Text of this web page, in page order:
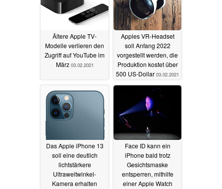
Ältere Apple TV-
Modelle verlieren den
Zugriff auf YouTube im
März 03.02.2021
Apples VR-Headset
soll Anfang 2022
vorgestellt werden, die
Produktion kostet über
500 US-Dollar 03.02.2021
Das Apple iPhone 13
soll eine deutlich
lichtstärkere
Ultraweitwinkel-
Kamera erhalten
Face ID kann ein
iPhone bald trotz
Gesichtsmaske
entsperren, mithilfe
einer Apple Watch